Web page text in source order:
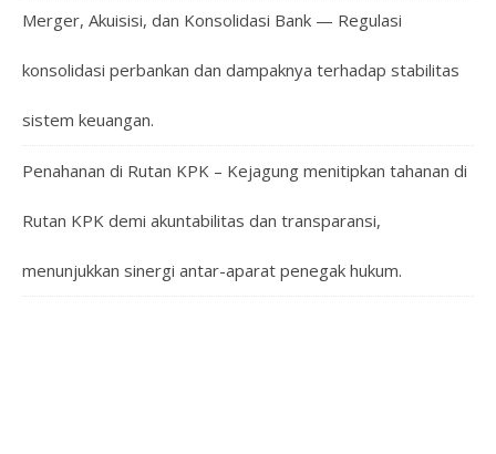
Merger, Akuisisi, dan Konsolidasi Bank — Regulasi
konsolidasi perbankan dan dampaknya terhadap stabilitas
sistem keuangan.
Penahanan di Rutan KPK – Kejagung menitipkan tahanan di
Rutan KPK demi akuntabilitas dan transparansi,
menunjukkan sinergi antar-aparat penegak hukum.